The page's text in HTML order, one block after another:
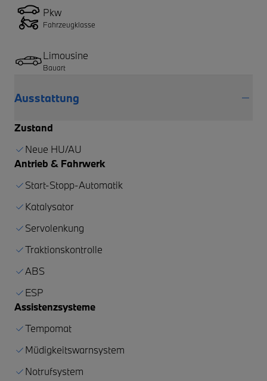
Pkw
Fahrzeugklasse
Limousine
Bauart
Ausstattung
Zustand
Neue HU/AU
Antrieb & Fahrwerk
Start-Stopp-Automatik
Katalysator
Servolenkung
Traktionskontrolle
ABS
ESP
Assistenzsysteme
Tempomat
Müdigkeitswarnsystem
Notrufsystem